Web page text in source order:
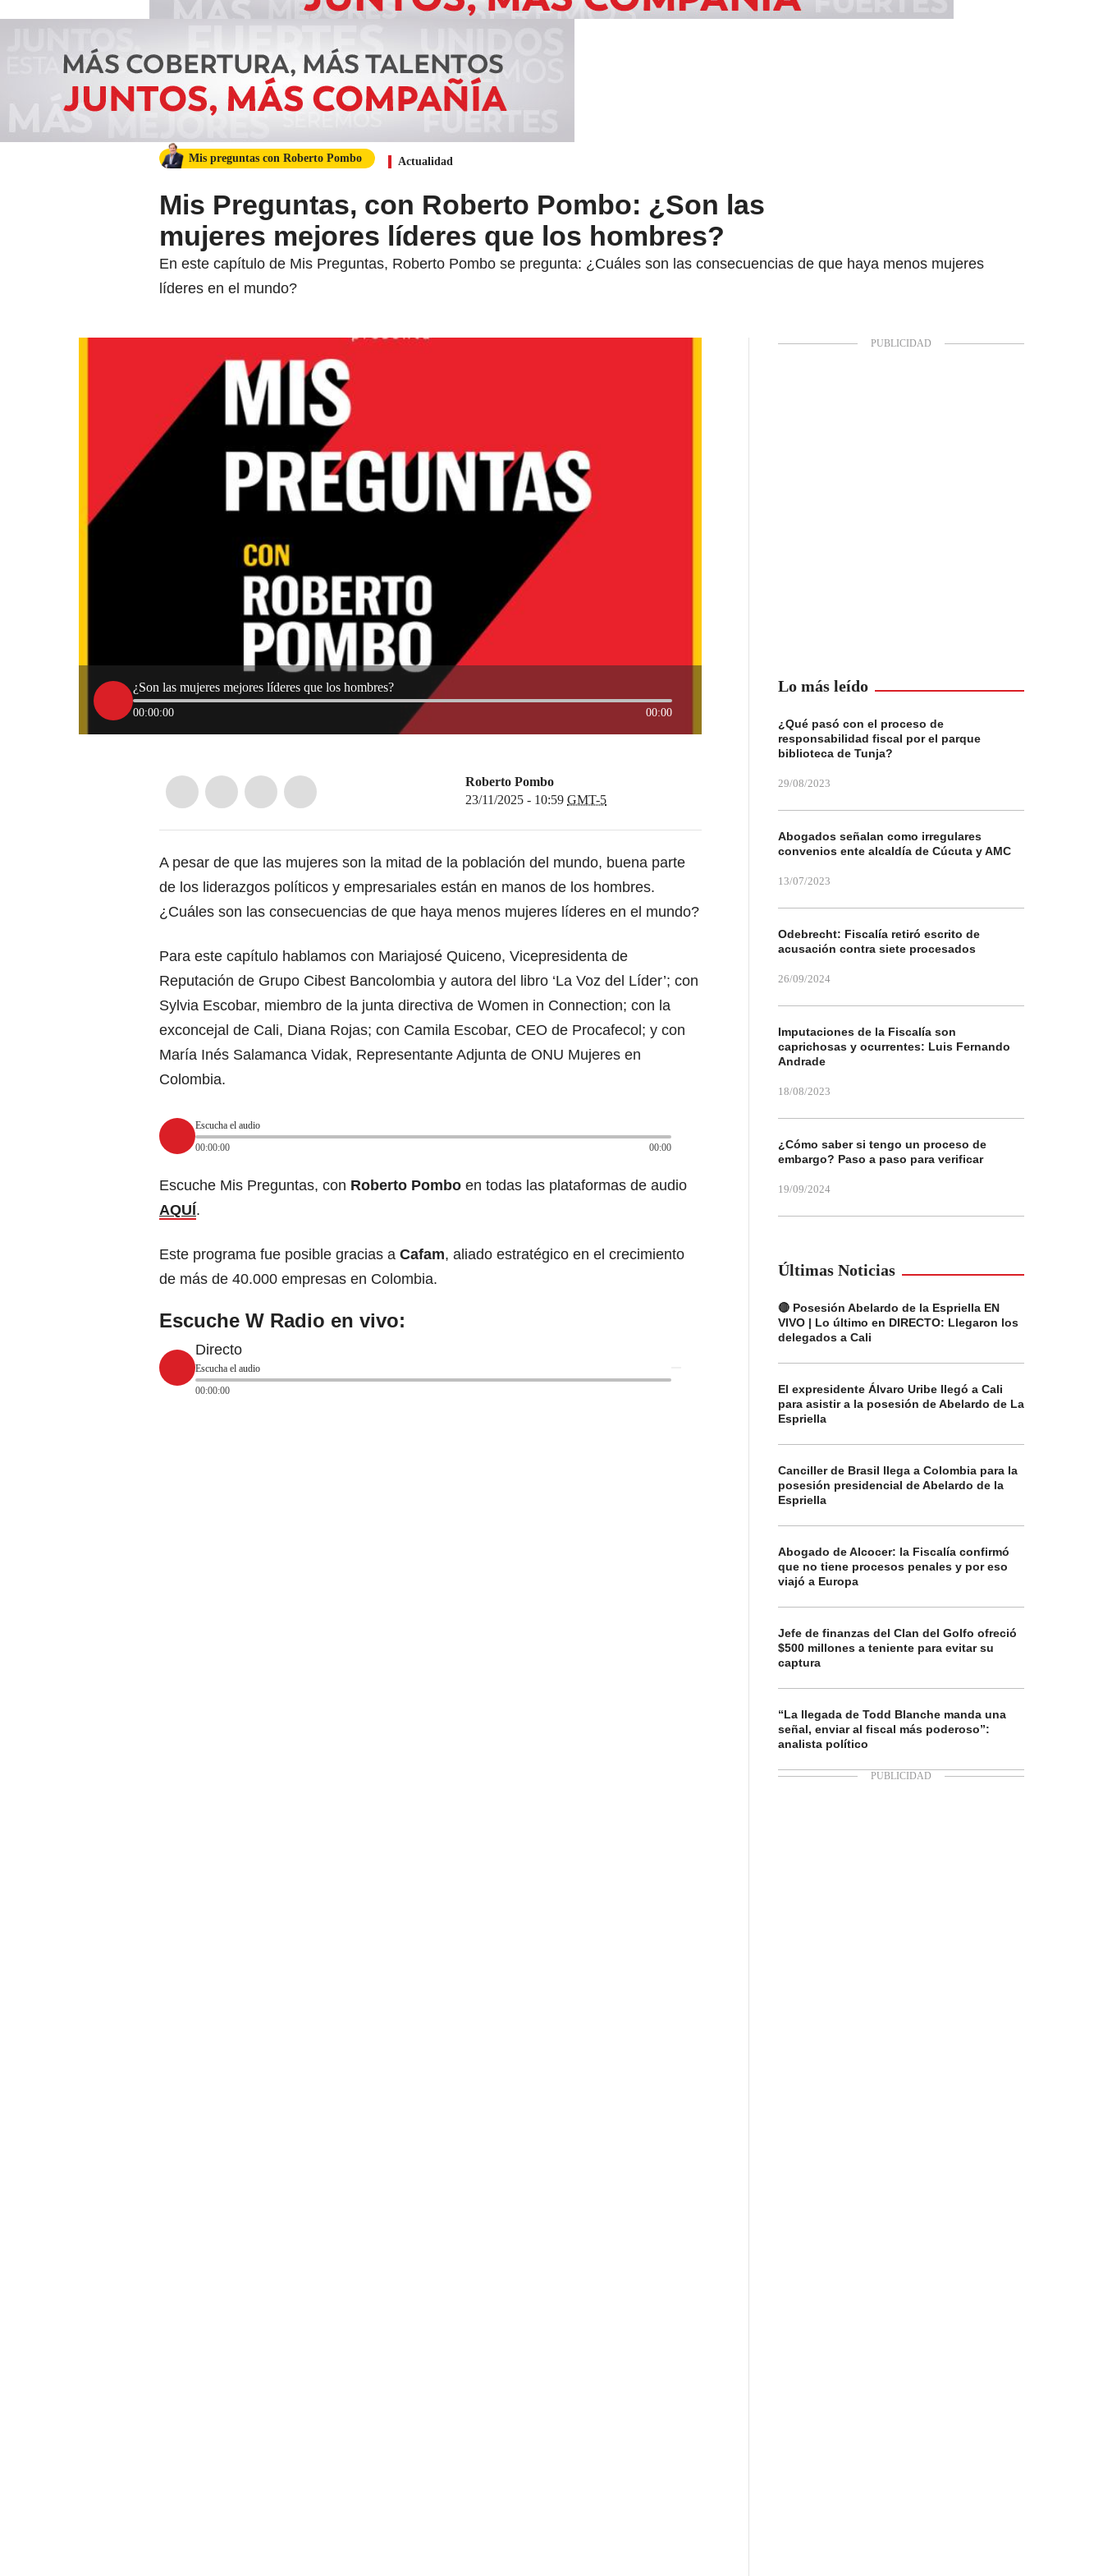
Mis preguntas con Roberto Pombo Actualidad
Mis Preguntas, con Roberto Pombo: ¿Son las
mujeres mejores líderes que los hombres?
En este capítulo de Mis Preguntas, Roberto Pombo se pregunta: ¿Cuáles son las consecuencias de que haya menos mujeres
líderes en el mundo?
¿Son las mujeres mejores líderes que los hombres?
00:00:00 00:00
Roberto Pombo
23/11/2025 - 10:59 GMT-5
A pesar de que las mujeres son la mitad de la población del mundo, buena parte
de los liderazgos políticos y empresariales están en manos de los hombres.
¿Cuáles son las consecuencias de que haya menos mujeres líderes en el mundo?
Para este capítulo hablamos con Mariajosé Quiceno, Vicepresidenta de
Reputación de Grupo Cibest Bancolombia y autora del libro ‘La Voz del Líder’; con
Sylvia Escobar, miembro de la junta directiva de Women in Connection; con la
exconcejal de Cali, Diana Rojas; con Camila Escobar, CEO de Procafecol; y con
María Inés Salamanca Vidak, Representante Adjunta de ONU Mujeres en
Colombia.
Escucha el audio
00:00:00
00:00
Escuche Mis Preguntas, con Roberto Pombo en todas las plataformas de audio
AQUÍ.
Este programa fue posible gracias a Cafam, aliado estratégico en el crecimiento
de más de 40.000 empresas en Colombia.
Escuche W Radio en vivo:
Directo
Escucha el audio
00:00:00
Lo más leído
¿Qué pasó con el proceso de
responsabilidad fiscal por el parque
biblioteca de Tunja?
29/08/2023
Abogados señalan como irregulares
convenios ente alcaldía de Cúcuta y AMC
13/07/2023
Odebrecht: Fiscalía retiró escrito de
acusación contra siete procesados
26/09/2024
Imputaciones de la Fiscalía son
caprichosas y ocurrentes: Luis Fernando
Andrade
18/08/2023
¿Cómo saber si tengo un proceso de
embargo? Paso a paso para verificar
19/09/2024
Últimas Noticias
🔴 Posesión Abelardo de la Espriella EN
VIVO | Lo último en DIRECTO: Llegaron los
delegados a Cali
El expresidente Álvaro Uribe llegó a Cali
para asistir a la posesión de Abelardo de La
Espriella
Canciller de Brasil llega a Colombia para la
posesión presidencial de Abelardo de la
Espriella
Abogado de Alcocer: la Fiscalía confirmó
que no tiene procesos penales y por eso
viajó a Europa
Jefe de finanzas del Clan del Golfo ofreció
$500 millones a teniente para evitar su
captura
“La llegada de Todd Blanche manda una
señal, enviar al fiscal más poderoso”:
analista político